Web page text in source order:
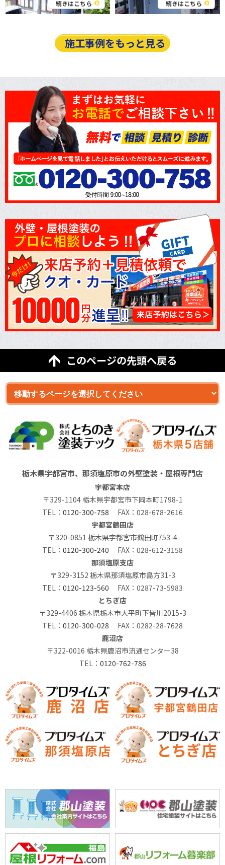
続きはこちら 続きはこちら
施工事例をもっと見る
このページの先頭へ戻る
栃木県宇都宮市、那須塩原市の外壁塗装・屋根専門店
宇都宮本店
〒329-1104 栃木県宇都宮市下岡本町1798-1
TEL： 0120-300-758 FAX：028-678-2616
宇都宮鶴田店
〒320-0851 栃木県宇都宮市鶴田町753-4
TEL： 0120-300-240 FAX：028-612-3158
那須塩原支店
〒329-3152 栃木県那須塩原市島方31-3
TEL： 0120-123-560 FAX：0287-73-5983
とちぎ店
〒329-4406 栃木県栃木市大平町下皆川2015-3
TEL： 0120-300-028 FAX：0282-28-7628
鹿沼店
〒322-0016 栃木県鹿沼市流通センター38
TEL： 0120-762-786